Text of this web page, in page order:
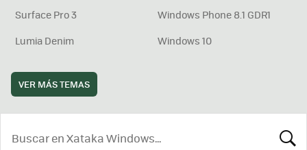
Surface Pro 3
Windows Phone 8.1 GDR1
Lumia Denim
Windows 10
VER MÁS TEMAS